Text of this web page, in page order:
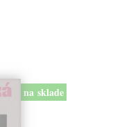
na sklade